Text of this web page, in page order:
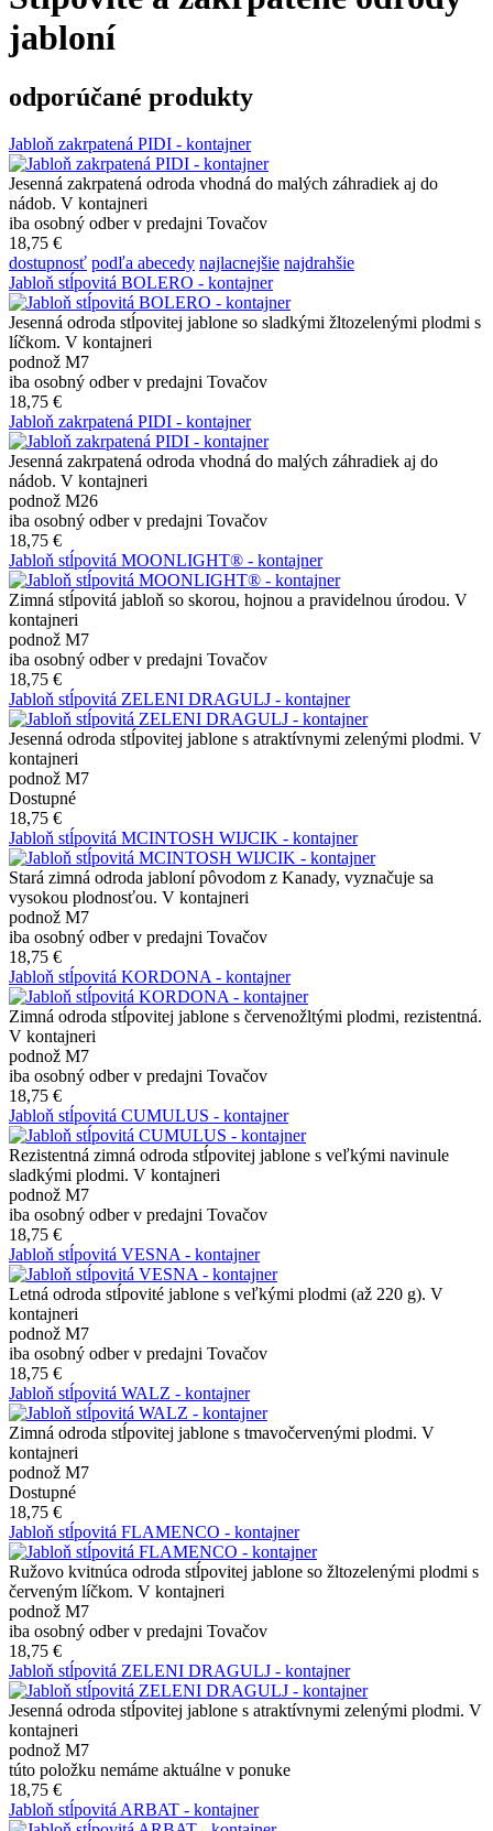
jabloní
odporúčané produkty
Jabloň zakrpatená PIDI - kontajner
Jesenná zakrpatená odroda vhodná do malých záhradiek aj do
nádob. V kontajneri
iba osobný odber v predajni Tovačov
18,75 €
dostupnosť podľa abecedy najlacnejšie najdrahšie
Jabloň stĺpovitá BOLERO - kontajner
Jesenná odroda stĺpovitej jablone so sladkými žltozelenými plodmi s
líčkom. V kontajneri
podnož M7
iba osobný odber v predajni Tovačov
18,75 €
Jabloň zakrpatená PIDI - kontajner
Jesenná zakrpatená odroda vhodná do malých záhradiek aj do
nádob. V kontajneri
podnož M26
iba osobný odber v predajni Tovačov
18,75 €
Jabloň stĺpovitá MOONLIGHT® - kontajner
Zimná stĺpovitá jabloň so skorou, hojnou a pravidelnou úrodou. V
kontajneri
podnož M7
iba osobný odber v predajni Tovačov
18,75 €
Jabloň stĺpovitá ZELENI DRAGULJ - kontajner
Jesenná odroda stĺpovitej jablone s atraktívnymi zelenými plodmi. V
kontajneri
podnož M7
Dostupné
18,75 €
Jabloň stĺpovitá MCINTOSH WIJCIK - kontajner
Stará zimná odroda jabloní pôvodom z Kanady, vyznačuje sa
vysokou plodnosťou. V kontajneri
podnož M7
iba osobný odber v predajni Tovačov
18,75 €
Jabloň stĺpovitá KORDONA - kontajner
Zimná odroda stĺpovitej jablone s červenožltými plodmi, rezistentná.
V kontajneri
podnož M7
iba osobný odber v predajni Tovačov
18,75 €
Jabloň stĺpovitá CUMULUS - kontajner
Rezistentná zimná odroda stĺpovitej jablone s veľkými navinule
sladkými plodmi. V kontajneri
podnož M7
iba osobný odber v predajni Tovačov
18,75 €
Jabloň stĺpovitá VESNA - kontajner
Letná odroda stĺpovité jablone s veľkými plodmi (až 220 g). V
kontajneri
podnož M7
iba osobný odber v predajni Tovačov
18,75 €
Jabloň stĺpovitá WALZ - kontajner
Zimná odroda stĺpovitej jablone s tmavočervenými plodmi. V
kontajneri
podnož M7
Dostupné
18,75 €
Jabloň stĺpovitá FLAMENCO - kontajner
Ružovo kvitnúca odroda stĺpovitej jablone so žltozelenými plodmi s
červeným líčkom. V kontajneri
podnož M7
iba osobný odber v predajni Tovačov
18,75 €
Jabloň stĺpovitá ZELENI DRAGULJ - kontajner
Jesenná odroda stĺpovitej jablone s atraktívnymi zelenými plodmi. V
kontajneri
podnož M7
túto položku nemáme aktuálne v ponuke
18,75 €
Jabloň stĺpovitá ARBAT - kontajner